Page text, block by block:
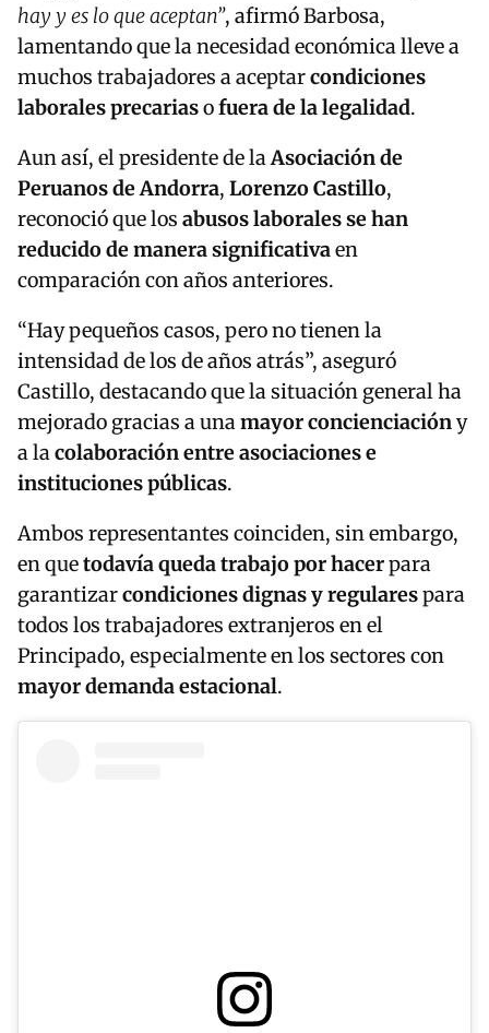
hay y es lo que aceptan”, afirmó Barbosa,
lamentando que la necesidad económica lleve a
muchos trabajadores a aceptarcondiciones
laborales precariasofuera de la legalidad.
Aun así, el presidente de laAsociación de
Peruanos de Andorra, Lorenzo Castillo,
reconoció que los abusos laborales se han
reducido de manera significativaen
comparación con años anteriores.
“Hay pequeños casos, pero no tienen la
intensidad de los de años atrás”, aseguró
Castillo, destacando que la situación general ha
mejorado gracias a unamayor concienciacióny
a lacolaboración entre asociaciones e
instituciones públicas.
Ambos representantes coinciden, sin embargo,
en quetodavía queda trabajo por hacerpara
garantizarcondiciones dignas y regularespara
todos los trabajadores extranjeros en el
Principado, especialmente en los sectores con
mayor demanda estacional.